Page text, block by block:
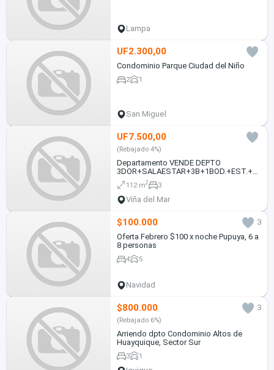
Lampa
UF2.300,00
Condominio Parque Ciudad del Niño
2 1
San Miguel
UF7.500,00
(Rebajado 4%)
Departamento VENDE DEPTO
3DOR+SALAESTAR+3B+1BOD.+EST.+2
TERRAZAS CERRADAS
112 m2 3
Viña del Mar
$100.000
3
Oferta Febrero $100 x noche Pupuya, 6 a
8 personas
4 5
Navidad
$800.000 3
(Rebajado 6%)
Arriendo dpto Condominio Altos de
Huayquique, Sector Sur
3 1